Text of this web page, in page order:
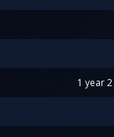
1 year